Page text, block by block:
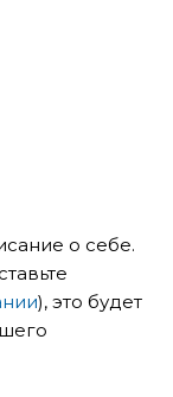
о себе.
), это будет